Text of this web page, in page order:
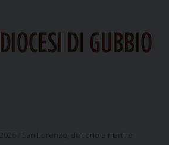
DIOCESI DI GUBBIO